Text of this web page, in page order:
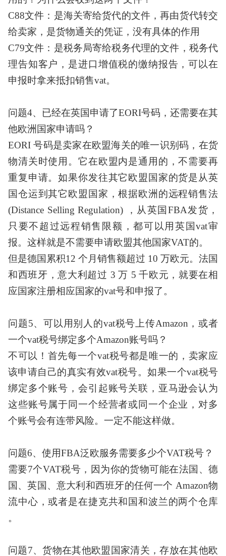
C88文件：是海关寄给货代的文件，再由货代转交
给卖家，是货物通关的凭证，没有具体的作用
C79文件：是税务局寄给税务代理的文件，税务代
理告知客户，是进口增值税的缴纳报告，可以在
申报时拿来抵扣销售vat。
问题4、已经在英国申请了EORI号码，还需要在其
他欧洲国家申请吗？
EORI 号码是卖家在欧盟海关的唯一识别码，在货
物清关时使用。它在欧盟内是通用的，不需要再
重复申请。如果你发往其它欧盟国家的货是从英
国仓运到其它欧盟国家，根据欧洲的远程销售法
(Distance Selling Regulation) ，从英国FBA发货，
只要不超过远程销售限额，都可以用英国vat审
报。这样就是不需要申请欧盟其他国家VAT的。
但是德国累积12 个月销售额超过 10 万欧元。法国
和西班牙，意大利超过 3 万 5 千欧元，就要在相
应国家注册相应国家的vat号和申报了。
问题5、可以用别人的vat税号上传Amazon，或者
一个vat税号绑定多个Amazon账号吗？
不可以！首先每一个vat税号都是唯一的，卖家应
该申请自己的真实有效vat税号。如果一个vat税号
绑定多个账号，会引起账号关联，亚马逊会认为
这些账号属于同一个经营者或同一个企业，对多
个账号会有连带风险。一定不能这样做。
问题6、使用FBA泛欧服务需要多少个VAT税号？
需要7个VAT税号，因为你的货物可能在法国、德
国、英国、意大利和西班牙的任何一个 Amazon物
流中心，或者是在捷克共和国和波兰的两个仓库
。
问题7、货物在其他欧盟国家清关，存放在其他欧